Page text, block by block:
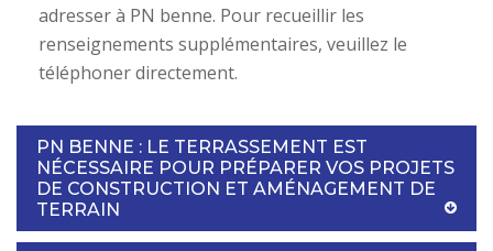
adresser à PN benne. Pour recueillir les
renseignements supplémentaires, veuillez le
téléphoner directement.
PN BENNE : LE TERRASSEMENT EST
NÉCESSAIRE POUR PRÉPARER VOS PROJETS
DE CONSTRUCTION ET AMÉNAGEMENT DE
TERRAIN